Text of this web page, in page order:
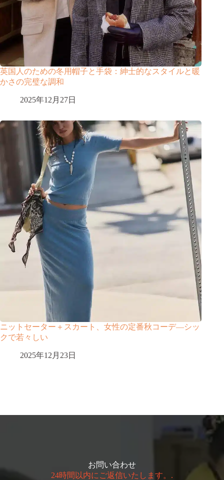
英国人のための冬用帽子と手袋：紳士的なスタイルと暖
かさの完璧な調和
2025年12月27日
ニットセーター＋スカート、女性の定番秋コーデ―シッ
クで若々しい
2025年12月23日
お問い合わせ
24時間以内にご返信いたします。.